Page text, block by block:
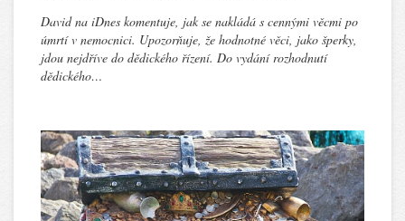
David na iDnes komentuje, jak se nakládá s cennými věcmi po
úmrtí v nemocnici. Upozorňuje, že hodnotné věci, jako šperky,
jdou nejdříve do dědického řízení. Do vydání rozhodnutí
dědického…